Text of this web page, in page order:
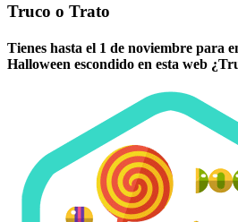
Truco o Trato
Tienes hasta el 1 de noviembre para
Halloween escondido en esta web